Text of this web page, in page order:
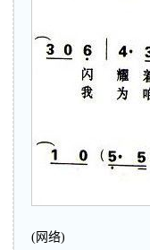
(网络)